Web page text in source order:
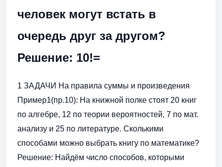
человек могут встать в
очередь друг за другом?
Решение: 10!=
1 ЗАДАЧИ На правила суммы и произведения
Пример1(пр.10): На книжной полке стоят 20 книг
по алгебре, 12 по теории вероятностей, 7 по мат.
анализу и 25 по литературе. Сколькими
способами можно выбрать книгу по математике?
Решение: Найдём число способов, которыми